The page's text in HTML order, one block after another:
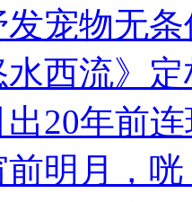
宠物无
西流》
20年前
前明月，